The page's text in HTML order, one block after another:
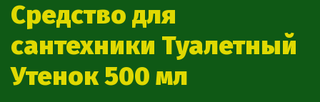
Средство для
сантехники Туалетный
Утенок 500 мл